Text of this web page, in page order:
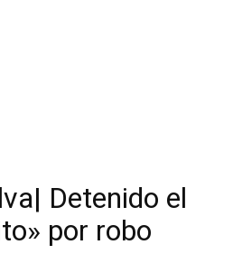
Detenido el
por robo